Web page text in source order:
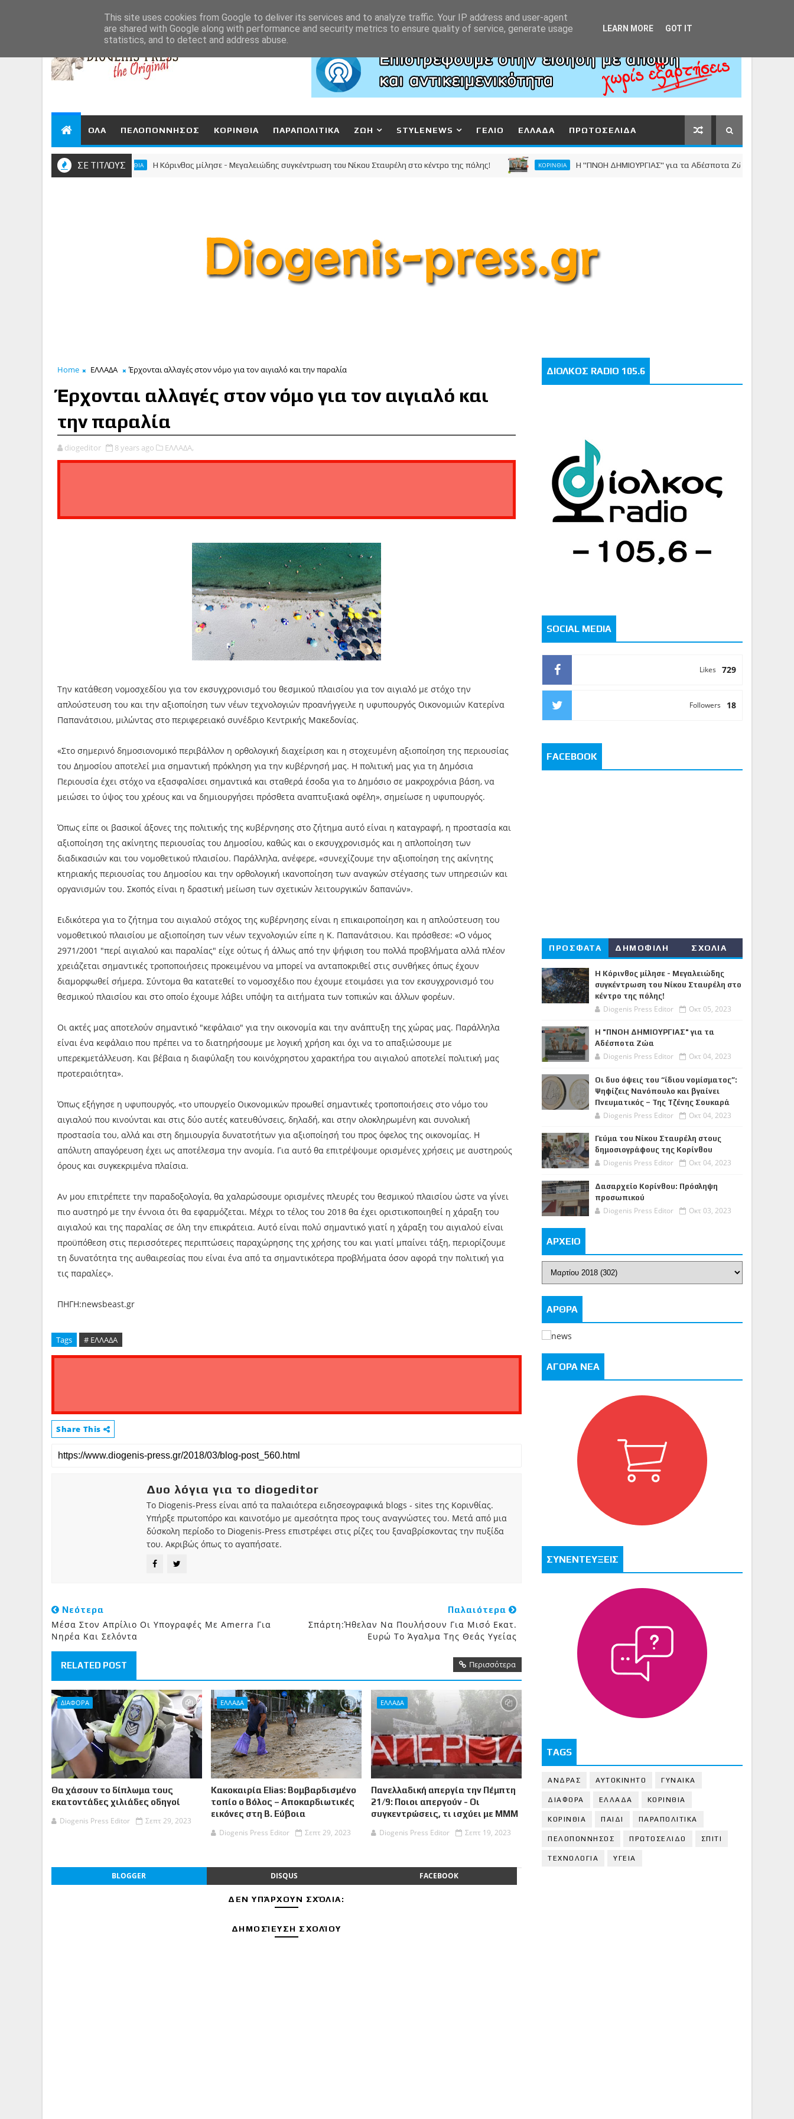
ΟΛΑ ΠΕΛΟΠΟΝΝΗΣΟΣ ΚΟΡΙΝΘΙΑ ΠΑΡΑΠΟΛΙΤΙΚΑ ΖΩΗ STYLENEWS ΓΕΛΙΟ ΕΛΛΑΔΑ ΠΡΩΤΟΣΕΛΙΔΑ
ΣΕ ΤΙΤΛΟΥΣ
ΚΟΡΙΝΘΙΑ Η Κόρινθος μίλησε - Μεγαλειώδης συγκέντρωση του Νίκου Σταυρέλη στο κέντρο της πόλης! ΚΟΡΙΝΘΙΑ Η "ΠΝΟΗ ΔΗΜΙΟΥΡΓΙΑΣ" για τα Αδέσποτα Ζώα
Home ΕΛΛΑΔΑ Έρχονται αλλαγές στον νόμο για τον αιγιαλό και την παραλία
Έρχονται αλλαγές στον νόμο για τον αιγιαλό και
την παραλία
diogeditor 8 years ago ΕΛΛΑΔΑ,
Την κατάθεση νομοσχεδίου για τον εκσυγχρονισμό του θεσμικού πλαισίου για τον αιγιαλό με στόχο την
απλούστευση του και την αξιοποίηση των νέων τεχνολογιών προανήγγειλε η υφυπουργός Οικονομιών Κατερίνα
Παπανάτσιου, μιλώντας στο περιφερειακό συνέδριο Κεντρικής Μακεδονίας.
«Στο σημερινό δημοσιονομικό περιβάλλον η ορθολογική διαχείριση και η στοχευμένη αξιοποίηση της περιουσίας
του Δημοσίου αποτελεί μια σημαντική πρόκληση για την κυβέρνησή μας. Η πολιτική μας για τη Δημόσια
Περιουσία έχει στόχο να εξασφαλίσει σημαντικά και σταθερά έσοδα για το Δημόσιο σε μακροχρόνια βάση, να
μειώσει το ύψος του χρέους και να δημιουργήσει πρόσθετα αναπτυξιακά οφέλη», σημείωσε η υφυπουργός.
Όπως είπε οι βασικοί άξονες της πολιτικής της κυβέρνησης στο ζήτημα αυτό είναι η καταγραφή, η προστασία και
αξιοποίηση της ακίνητης περιουσίας του Δημοσίου, καθώς και ο εκσυγχρονισμός και η απλοποίηση των
διαδικασιών και του νομοθετικού πλαισίου. Παράλληλα, ανέφερε, «συνεχίζουμε την αξιοποίηση της ακίνητης
κτηριακής περιουσίας του Δημοσίου και την ορθολογική ικανοποίηση των αναγκών στέγασης των υπηρεσιών και
οργανισμών του. Σκοπός είναι η δραστική μείωση των σχετικών λειτουργικών δαπανών».
Ειδικότερα για το ζήτημα του αιγιαλού στόχος της κυβέρνησης είναι η επικαιροποίηση και η απλούστευση του
νομοθετικού πλαισίου με αξιοποίηση των νέων τεχνολογιών είπε η Κ. Παπανάτσιου. Και πρόσθεσε: «Ο νόμος
2971/2001 "περί αιγιαλού και παραλίας" είχε ούτως ή άλλως από την ψήφιση του πολλά προβλήματα αλλά πλέον
χρειάζεται σημαντικές τροποποιήσεις προκειμένου να μπορεί να ανταποκριθεί στις συνθήκες όπως έχουν
διαμορφωθεί σήμερα. Σύντομα θα κατατεθεί το νομοσχέδιο που έχουμε ετοιμάσει για τον εκσυγχρονισμό του
θεσμικού πλαισίου και στο οποίο έχουμε λάβει υπόψη τα αιτήματα των τοπικών και άλλων φορέων.
Οι ακτές μας αποτελούν σημαντικό "κεφάλαιο" για την οικονομία και την ανάπτυξη της χώρας μας. Παράλληλα
είναι ένα κεφάλαιο που πρέπει να το διατηρήσουμε με λογική χρήση και όχι να το απαξιώσουμε με
υπερεκμετάλλευση. Και βέβαια η διαφύλαξη του κοινόχρηστου χαρακτήρα του αιγιαλού αποτελεί πολιτική μας
προτεραιότητα».
Όπως εξήγησε η υφυπουργός, «το υπουργείο Οικονομικών προωθεί σημαντικές τροποποιήσεις στο νόμο του
αιγιαλού που κινούνται και στις δύο αυτές κατευθύνσεις, δηλαδή, και στην ολοκληρωμένη και συνολική
προστασία του, αλλά και στη δημιουργία δυνατοτήτων για αξιοποίησή του προς όφελος της οικονομίας. Η
απόλυτη απαγόρευση έχει ως αποτέλεσμα την ανομία. Για αυτό θα επιτρέψουμε ορισμένες χρήσεις με αυστηρούς
όρους και συγκεκριμένα πλαίσια.
Αν μου επιτρέπετε την παραδοξολογία, θα χαλαρώσουμε ορισμένες πλευρές του θεσμικού πλαισίου ώστε να γίνει
πιο αυστηρό με την έννοια ότι θα εφαρμόζεται. Μέχρι το τέλος του 2018 θα έχει οριστικοποιηθεί η χάραξη του
αιγιαλού και της παραλίας σε όλη την επικράτεια. Αυτό είναι πολύ σημαντικό γιατί η χάραξη του αιγιαλού είναι
προϋπόθεση στις περισσότερες περιπτώσεις παραχώρησης της χρήσης του και γιατί μπαίνει τάξη, περιορίζουμε
τη δυνατότητα της αυθαιρεσίας που είναι ένα από τα σημαντικότερα προβλήματα όσον αφορά την πολιτική για
τις παραλίες».
ΠΗΓΗ:newsbeast.gr
Tags # ΕΛΛΑΔΑ
Share This
Δυο λόγια για το diogeditor
Το Diogenis-Press είναι από τα παλαιότερα ειδησεογραφικά blogs - sites της Κορινθίας.
Υπήρξε πρωτοπόρο και καινοτόμο με αμεσότητα προς τους αναγνώστες του. Μετά από μια
δύσκολη περίοδο το Diogenis-Press επιστρέφει στις ρίζες του ξαναβρίσκοντας την πυξίδα
του. Ακριβώς όπως το αγαπήσατε.
Νεότερα
Μέσα Στον Απρίλιο Οι Υπογραφές Με Amerra Για
Νηρέα Και Σελόντα
Παλαιότερα
Σπάρτη:Ήθελαν Να Πουλήσουν Για Μισό Εκατ.
Ευρώ Το Άγαλμα Της Θεάς Υγείας
RELATED POST Περισσότερα
ΔΙΑΦΟΡΑ
Θα χάσουν το δίπλωμα τους
εκατοντάδες χιλιάδες οδηγοί
Diogenis Press Editor
Σεπτ 29, 2023
ΕΛΛΑΔΑ
Κακοκαιρία Elias: Βομβαρδισμένο
τοπίο ο Βόλος – Αποκαρδιωτικές
εικόνες στη Β. Εύβοια
Diogenis Press Editor
Σεπτ 29, 2023
ΕΛΛΑΔΑ
Πανελλαδική απεργία την Πέμπτη
21/9: Ποιοι απεργούν - Οι
συγκεντρώσεις, τι ισχύει με ΜΜΜ
Diogenis Press Editor
Σεπτ 19, 2023
BLOGGER DISQUS FACEBOOK
ΔΕΝ ΥΠΆΡΧΟΥΝ ΣΧΌΛΙΑ:
ΔΗΜΟΣΊΕΥΣΗ ΣΧΟΛΊΟΥ
ΔΙΟΛΚΟΣ RADIO 105.6
SOCIAL MEDIA
729
Likes
18
Followers
FACEBOOK
ΠΡΟΣΦΑΤΑ ΔΗΜΟΦΙΛΗ ΣΧΟΛΙΑ
Η Κόρινθος μίλησε - Μεγαλειώδης
συγκέντρωση του Νίκου Σταυρέλη στο
κέντρο της πόλης!
Diogenis Press Editor Οκτ 05, 2023
Η "ΠΝΟΗ ΔΗΜΙΟΥΡΓΙΑΣ" για τα
Αδέσποτα Ζώα
Diogenis Press Editor Οκτ 04, 2023
Οι δυο όψεις του “ίδιου νομίσματος”:
Ψηφίζεις Νανόπουλο και βγαίνει
Πνευματικός – Της Τζένης Σουκαρά
Diogenis Press Editor Οκτ 04, 2023
Γεύμα του Νίκου Σταυρέλη στους
δημοσιογράφους της Κορίνθου
Diogenis Press Editor Οκτ 04, 2023
Δασαρχείο Κορίνθου: Πρόσληψη
προσωπικού
Diogenis Press Editor Οκτ 03, 2023
ΑΡΧΕΙΟ
ΑΡΘΡΑ
ΑΓΟΡΑ ΝΕΑ
ΣΥΝΕΝΤΕΥΞΕΙΣ
TAGS
ΑΝΔΡΑΣ ΑΥΤΟΚΙΝΗΤΟ ΓΥΝΑΙΚΑ
ΔΙΑΦΟΡΑ ΕΛΛΑΔΑ ΚΟΡΙΝΘΙΑ
ΚΟΡΙΝΘΙA ΠΑΙΔΙ ΠΑΡΑΠΟΛΙΤΙΚΑ
ΠΕΛΟΠΟΝΝΗΣΟΣ ΠΡΩΤΟΣΕΛΙΔΟ ΣΠΙΤΙ
ΤΕΧΝΟΛΟΓΙΑ ΥΓΕΙΑ
This site uses cookies from Google to deliver its services and to analyze traffic. Your IP address and user-agent
are shared with Google along with performance and security metrics to ensure quality of service, generate usage
statistics, and to detect and address abuse.
LEARN MORE GOT IT